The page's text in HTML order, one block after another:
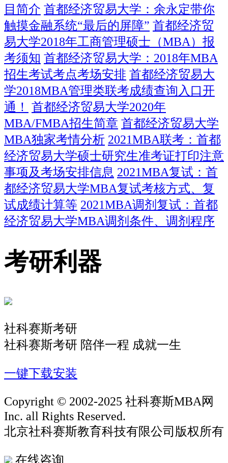
目简介 首都经济贸易大学：余永定带你
触摸金融系统“最后的屏障” 首都经济贸
易大学2018年工商管理硕士（MBA）报
考须知 首都经济贸易大学：2018年MBA
招生考试考点考场安排 首都经济贸易大
学2018MBA管理类联考成绩查询入口开
通！
首都经济贸易大学2020年
MBA/FMBA招生简章 首都经济贸易大学
MBA独家考情分析 2021MBA联考：首都
经济贸易大学硕士研究生准考证打印注意
事项及考场安排信息 2021MBA复试：首
都经济贸易大学MBA复试考核方式、复
试成绩计算等 2021MBA调剂复试：首都
经济贸易大学MBA调剂条件、调剂程序
考研利器
社科赛斯考研
社科赛斯考研 陪伴一程 成就一生
一键下载安装
Copyright © 2002-2025 社科赛斯MBA网
Inc. all Rights Reserved.
北京社科赛斯教育科技有限公司版权所有
在线咨询